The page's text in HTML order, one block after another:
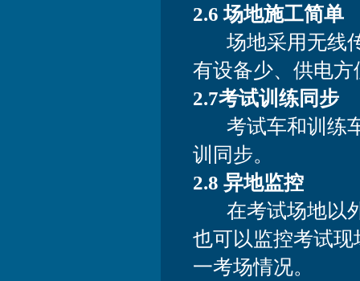
2.6 场地施工简单
场地采用无线传
有设备少、供电
2.7考试训练同步
考试车和训练车
训同步。
2.8 异地监控
在考试场地以外
也可以监控考试
一考场情况。